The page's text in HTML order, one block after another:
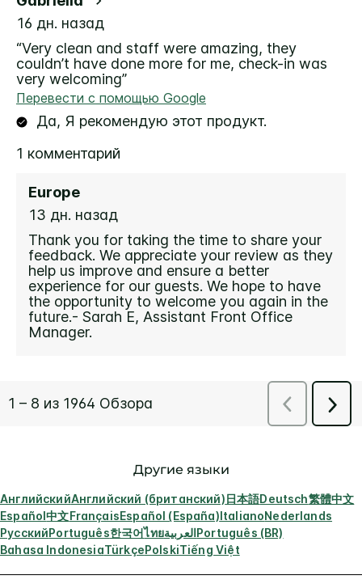
Другие языки
АнглийскийАнглийский (британский)日本語Deutsch繁體中文
Español中文FrançaisEspañol (España)ItalianoNederlands
РусскийPortuguês한국어ไทยالعربيةPortuguês (BR)
Bahasa IndonesiaTürkçePolskiTiếng Việt